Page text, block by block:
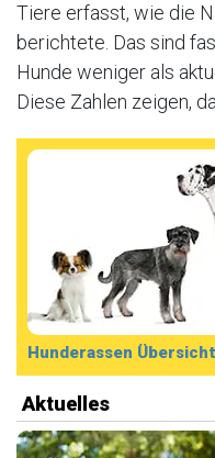
Tiere erfasst, wie die
berichtete. Das sind
Hunde weniger als
Diese Zahlen zeigen,
Hunderassen Übersicht
Aktuelles